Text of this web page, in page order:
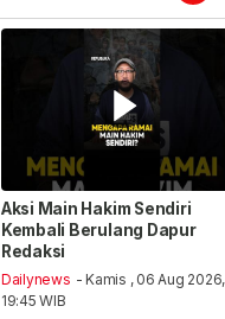
Aksi Main Hakim Sendiri
Kembali Berulang Dapur
Redaksi
Dailynews - Kamis , 06 Aug 2026,
19:45 WIB